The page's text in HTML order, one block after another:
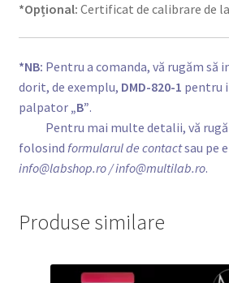
*Opțional: Certificat de calibrare de
*NB: Pentru a comanda, vă rugăm să
dorit, de exemplu, DMD-820-1 pentru
palpator „B”.
Pentru mai multe detalii, vă
folosind formularul de contactsau pe
info@labshop.ro/ info@multilab.ro.
Produse similare